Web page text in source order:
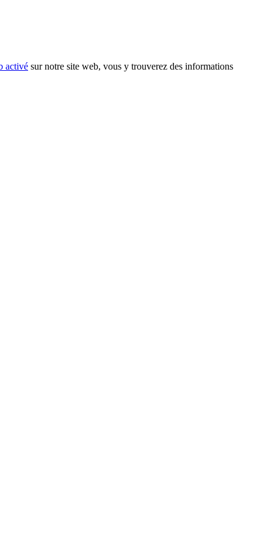
activé sur notre site web, vous y trouverez des informations